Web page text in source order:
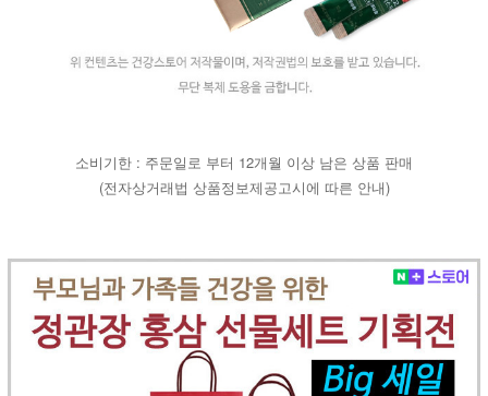
소비기한 : 주문일로 부터 12개월 이상 남은 상품 판매
(전자상거래법 상품정보제공고시에 따른 안내)